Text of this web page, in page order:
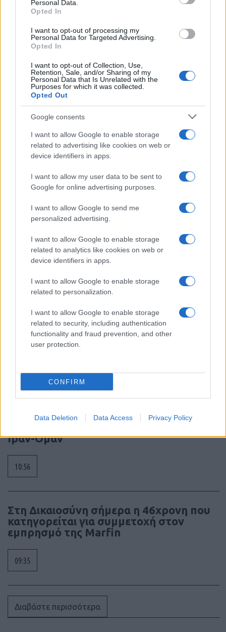
Personal Data.
Opted In
I want to opt-out of processing my
Personal Data for Targeted Advertising.
Opted In
I want to opt-out of Collection, Use,
Retention, Sale, and/or Sharing of my
Personal Data that Is Unrelated with the
Purposes for which it was collected.
Opted Out
Google consents
I want to allow Google to enable storage
related to advertising like cookies on web or
device identifiers in apps.
I want to allow my user data to be sent to
Google for online advertising purposes.
I want to allow Google to send me
personalized advertising.
I want to allow Google to enable storage
related to analytics like cookies on web or
device identifiers in apps.
I want to allow Google to enable storage
related to personalization.
I want to allow Google to enable storage
related to security, including authentication
functionality and fraud prevention, and other
user protection.
CONFIRM
Data Deletion Data Access Privacy Policy
To νέο ελικόπτερο NH90 Standard 2:
Ψηφιακή εξέλιξη για τις ειδικές δυνάμεις
Υεμένη: Τουλάχιστον 30 νεκροί
στρατιώτες σε μαζικές επιθέσεις των
Χούθι
Πύραυλοι AIM-260 για την Αυστραλία, η
όπλου αέρος-αέρος
Συναγερμός στη Γερμανία: Drone με
εκρηκτικά εντοπίστηκε δίπλα σε
ουκρανικό Antonov – Έρευνα για πιθανή
ρωσική δολιοφθορά
12:07
Μειώθηκε η κίνηση στα Στενά του
Ιράν-Ομάν
10:56
Στη Δικαιοσύνη σήμερα η 46χρονη που
κατηγορείται για συμμετοχή στον
εμπρησμό της Marfin
09:35
Διαβάστε περισσότερα